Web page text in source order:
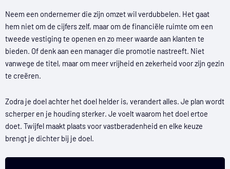
Neem een ondernemer die zijn omzet wil verdubbelen. Het gaat
hem niet om de cijfers zelf, maar om de financiële ruimte om een
tweede vestiging te openen en zo meer waarde aan klanten te
bieden. Of denk aan een manager die promotie nastreeft. Niet
vanwege de titel, maar om meer vrijheid en zekerheid voor zijn gezin
te creëren.
Zodra je doel achter het doel helder is, verandert alles. Je plan wordt
scherper en je houding sterker. Je voelt waarom het doel ertoe
doet. Twijfel maakt plaats voor vastberadenheid en elke keuze
brengt je dichter bij je doel.